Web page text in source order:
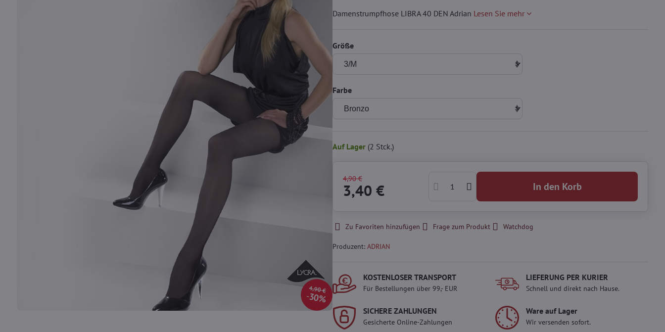
4,90 €
30%
Damenstrumpfhose LIBRA 40 DEN Adrian Lesen Sie mehr
Größe
Farbe
Auf Lager (2 Stck.)
4,90 €
3,40 € In den Korb
Zu Favoriten hinzufügen Frage zum Produkt Watchdog
Produzent: ADRIAN
KOSTENLOSER TRANSPORT
Für Bestellungen über 99,- EUR
LIEFERUNG PER KURIER
Schnell und direkt nach Hause.
SICHERE ZAHLUNGEN
Gesicherte Online-Zahlungen
Ware auf Lager
Wir versenden sofort.